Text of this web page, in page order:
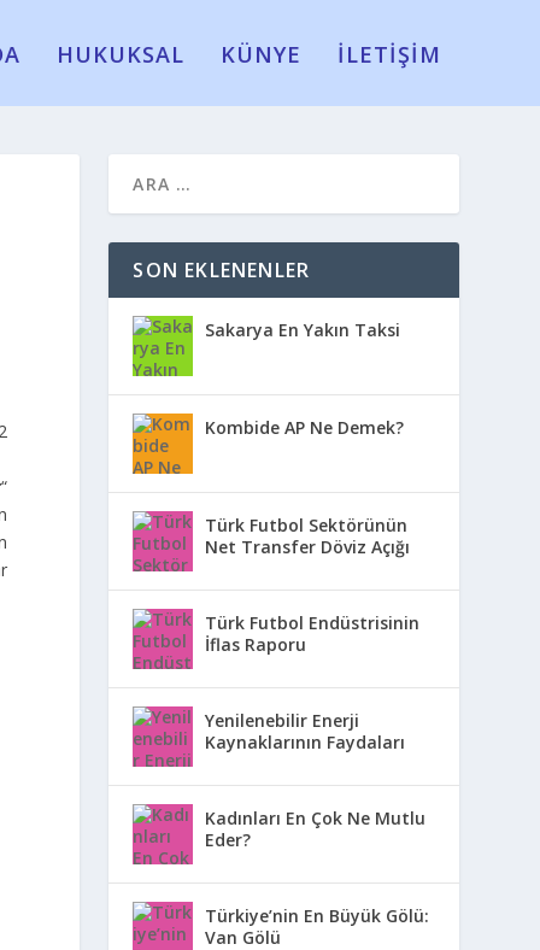
HUKUKSAL KÜNYE İLETİŞİM
“
SON EKLENENLER
Sakarya En Yakın Taksi
Kombide AP Ne Demek?
Türk Futbol Sektörünün
Net Transfer Döviz Açığı
Türk Futbol Endüstrisinin
İflas Raporu
Yenilenebilir Enerji
Kaynaklarının Faydaları
Kadınları En Çok Ne Mutlu
Eder?
Türkiye’nin En Büyük Gölü:
Van Gölü